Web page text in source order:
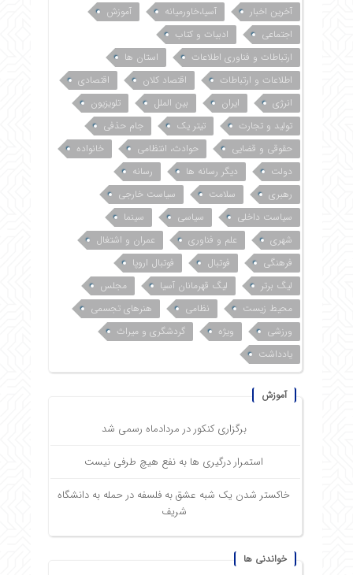
آخرین اخبار آسیا،خاورمیانه
آموزش
اجتماعی
ادبیات و کتاب
ارتباطات و فناوری اطلاعات
استان ها
اطلاعات و ارتباطات
اقتصاد کلان
اقتصادی
انرژی
ایران بین الملل
تلویزیون
تولید و تجارت
تیتر یک
جام حذفی
حقوقی و قضایی
حوادث، انتظامی
خانواده
دولت
دیگر رسانه ها
رسانه
رهبری
سلامت
سیاست خارجی
سیاست داخلی
سیاسی
سینما
شهری
علم و فناوری
عمران و اشتغال
فرهنگی
فوتبال
فوتبال اروپا
لیگ برتر
لیگ قهرمانان آسیا
مجلس
محیط زیست
نظامی
هنرهای تجسمی
ورزشی
ویژه
گردشگری و میراث
یادداشت
آموزش
برگزاری کنکور در مردادماه رسمی شد
استمرار درگیری ها به نفع هیچ طرفی نیست
خاکستر شدن یک شبه عشق به فلسفه در حمله به دانشگاه
شریف
خواندنی ها